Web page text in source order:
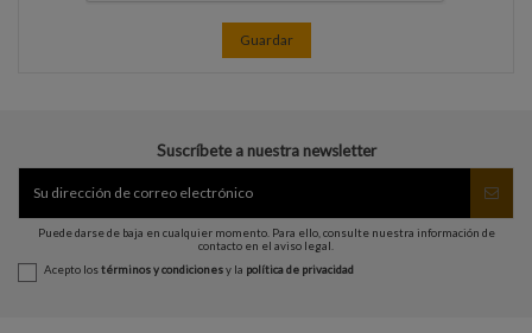
Guardar
Suscríbete a nuestra newsletter
Puede darse de baja en cualquier momento. Para ello, consulte nuestra información de
contacto en el aviso legal.
Acepto lostérminos y condicionesy la política de privacidad